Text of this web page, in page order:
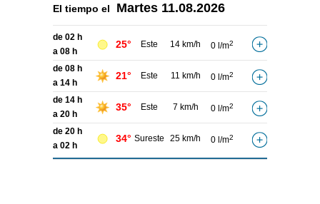
El tiempo el Martes 11.08.2026
de 02 h
a 08 h
25° Este 14 km/h 0 l/m2
de 08 h
a 14 h
21° Este 11 km/h 0 l/m2
de 14 h
a 20 h
35° Este 7 km/h 0 l/m2
de 20 h
a 02 h
34° Sureste 25 km/h 0 l/m2